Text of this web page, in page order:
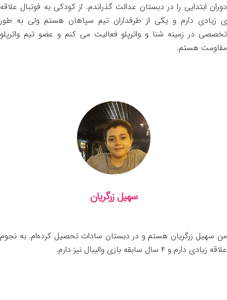
دوران ابتدایی را در دبستان عدالت گذراندم. از کودکی به فوتبال علاقه
ی زیادی دارم و یکی از طرفداران تیم سپاهان هستم ولی به طور
تخصصی در زمینه شنا و واترپلو فعالیت می کنم و عضو تیم واترپلو
مقاومت هستم.
سهیل زرگریان
من سهیل زرگریان هستم و در دبستان سادات تحصیل کرده‌ام. به نجوم
علاقه زیادی دارم و ۴ سال سابقه بازی والیبال نیز دارم.